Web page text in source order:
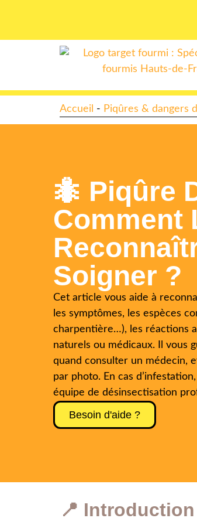
Accueil - Piqûres & dangers
🐜 Piqûre
Comment
Soigner ?
Cet article vous aide à
les symptômes, les espèces
charpentière…), les réactions
naturels ou médicaux. Il vous
quand consulter un médecin,
par photo. En cas
équipe de désinsectisation
Besoin d'aide ?
📍